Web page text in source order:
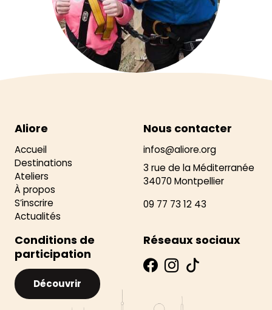
Aliore
Accueil
Destinations
Ateliers
À propos
S’inscrire
Actualités
Nous contacter
infos@aliore.org
3 rue de la Méditerranée
34070 Montpellier
09 77 73 12 43
Conditions de
participation
Découvrir
Réseaux sociaux